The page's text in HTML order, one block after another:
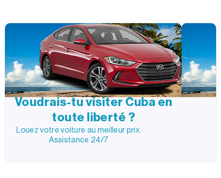
Voudrais-tu visiter Cuba en
toute liberté ?
Louez votre voiture au meilleur prix.
Assistance 24/7